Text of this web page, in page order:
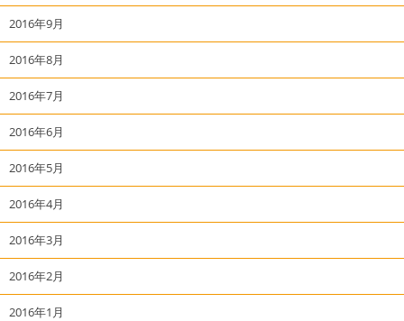
2016年9月
2016年8月
2016年7月
2016年6月
2016年5月
2016年4月
2016年3月
2016年2月
2016年1月